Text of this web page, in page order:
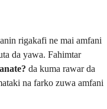
rigakafi ne mai amfani
da yawa. Fahimtar
da kuma rawar da
na farko zuwa amfani